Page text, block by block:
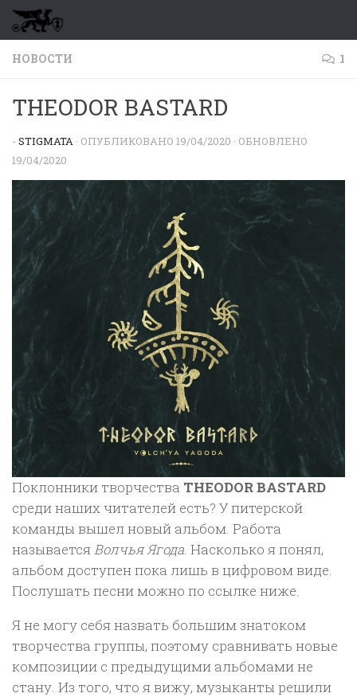
Перейти к содержимому
НОВОСТИ 1
THEODOR BASTARD
- STIGMATA · ОПУБЛИКОВАНО 19/04/2020 · ОБНОВЛЕНО
19/04/2020
Поклонники творчества THEODOR BASTARD
среди наших читателей есть? У питерской
команды вышел новый альбом. Работа
называетсяВолчья Ягода. Насколько я понял,
альбом доступен пока лишь в цифровом виде.
Послушать песни можно по ссылке ниже.
Я не могу себя назвать большим знатоком
творчества группы, поэтому сравнивать новые
композиции с предыдущими альбомами не
стану. Из того, что я вижу, музыканты решили